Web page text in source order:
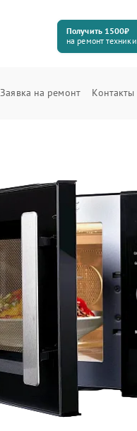
Получить 1500₽
на ремонт техники
Заявка на ремонт Контакты